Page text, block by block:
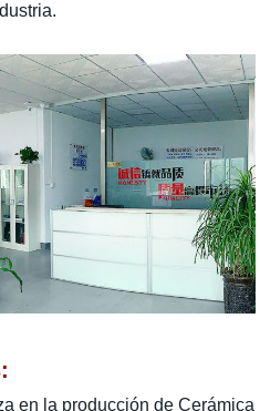
la producción de Cerámica